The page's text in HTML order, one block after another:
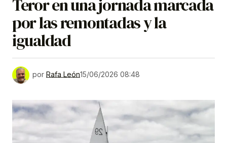
Teror en una jornada marcada
por las remontadas y la
igualdad
por Rafa León15/06/2026 08:48